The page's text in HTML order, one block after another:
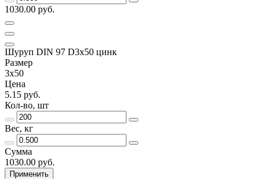
1030.00 руб.
Шуруп DIN 97 D3х50 цинк
Размер
3х50
Цена
5.15 руб.
Кол-во, шт
Вес, кг
Сумма
1030.00 руб.
Применить